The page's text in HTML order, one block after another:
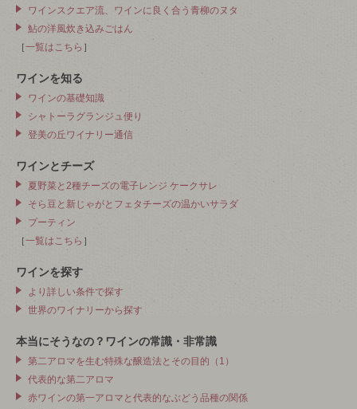
ワインスクエア流、ワインに良く合う青柳のヌタ
鮎の洋風炊き込みごはん
［一覧はこちら ］
ワインを知る
ワインの基礎知識
シャトーラグランジュ便り
登美の丘ワイナリー通信
ワインとチーズ
夏野菜と2種チーズの電子レンジ ケークサレ
そら豆と新じゃがとフェタチーズの温かいサラダ
プーティン
［一覧はこちら ］
ワインを探す
より詳しい条件で探す
世界のワイナリーから探す
本当にそうなの？ワインの常識・非常識
第二アロマを生む特殊な醸造法とその目的（1）
代表的な第二アロマ
赤ワインの第一アロマと代表的なぶどう品種の関係